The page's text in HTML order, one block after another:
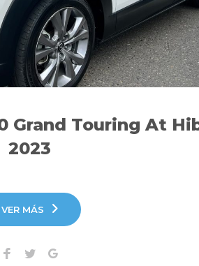
Grand Touring At
2023
VER MÁS
Facebook
TwitterGoogle+